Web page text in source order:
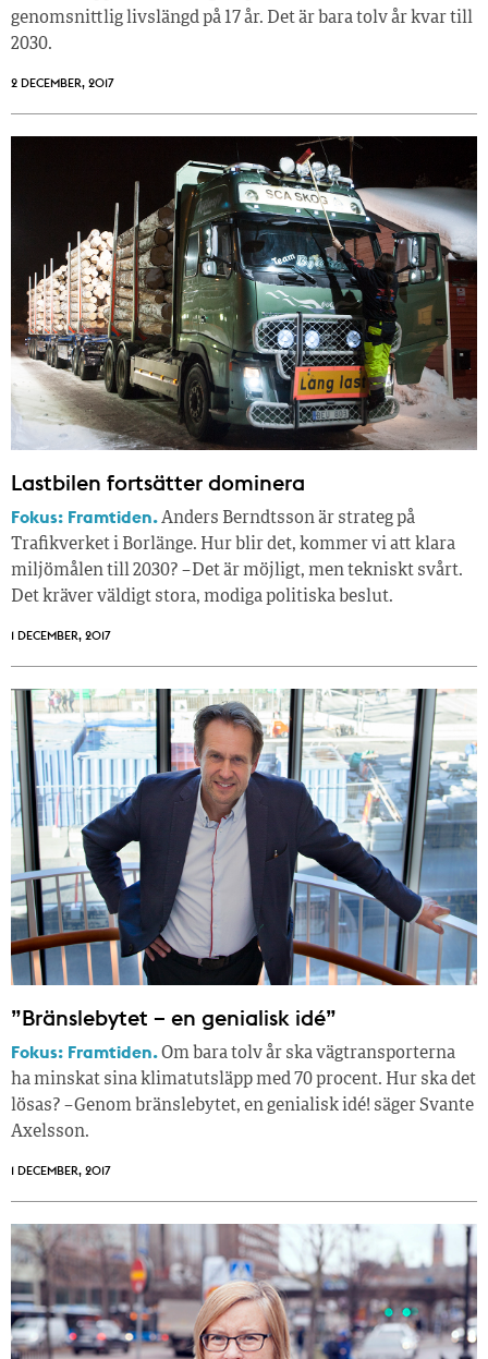
genomsnittlig livslängd på 17 år. Det är bara tolv år kvar till
2030.
2 DECEMBER, 2017
Lastbilen fortsätter dominera
Fokus: Framtiden.Anders Berndtsson är strateg på
Trafikverket i Borlänge. Hur blir det, kommer vi att klara
miljömålen till 2030? – Det är möjligt, men tekniskt svårt.
Det kräver väldigt stora, modiga politiska beslut.
1 DECEMBER, 2017
”Bränslebytet – en genialisk idé”
Fokus: Framtiden.Om bara tolv år ska vägtransporterna
ha minskat sina klimatutsläpp med 70 procent. Hur ska det
lösas? – Genom bränslebytet, en genialisk idé! säger Svante
Axelsson.
1 DECEMBER, 2017